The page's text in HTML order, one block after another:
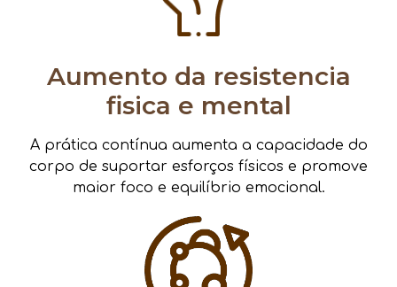
Aumento da resistencia
fisica e mental
A prática contínua aumenta a capacidade do
corpo de suportar esforços físicos e promove
maior foco e equilíbrio emocional.